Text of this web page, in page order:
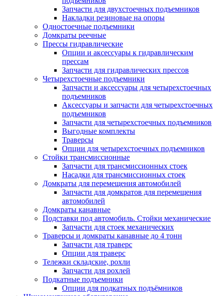
Запчасти для двухстоечных подъемников
Накладки резиновые на опоры
Одностоечные подъемники
Домкраты реечные
Прессы гидравлические
Опции и аксессуары к гидравлическим
прессам
Запчасти для гидравлических прессов
Четырехстоечные подъемники
Запчасти и аксессуары для четырехстоечных
подъемников
Аксессуары и запчасти для четырехстоечных
подъемников
Запчасти для четырехстоечных подъемников
Выгодные комплекты
Траверсы
Опции для четырехстоечных подъемников
Стойки трансмиссионные
Запчасти для трансмиссионных стоек
Насадки для трансмиссионных стоек
Домкраты для перемещения автомобилей
Запчасти для домкратов для перемещения
автомобилей
Домкраты канавные
Подставки под автомобиль. Стойки механические
Запчасти для стоек механических
Траверсы и домкраты канавные до 4 тонн
Запчасти для траверс
Опции для траверс
Тележки складские, рохли
Запчасти для рохлей
Подкатные подъемники
Опции для подкатных подъёмников